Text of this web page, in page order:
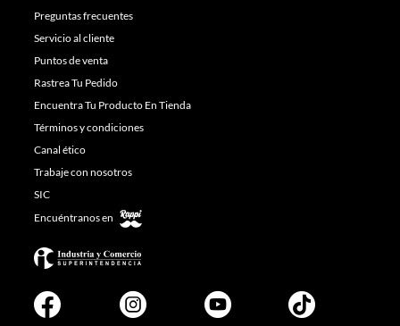
Preguntas frecuentes
Servicio al cliente
Puntos de venta
Rastrea Tu Pedido
Encuentra Tu Producto En Tienda
Términos y condiciones
Canal ético
Trabaje con nosotros
SIC
Encuéntranos en